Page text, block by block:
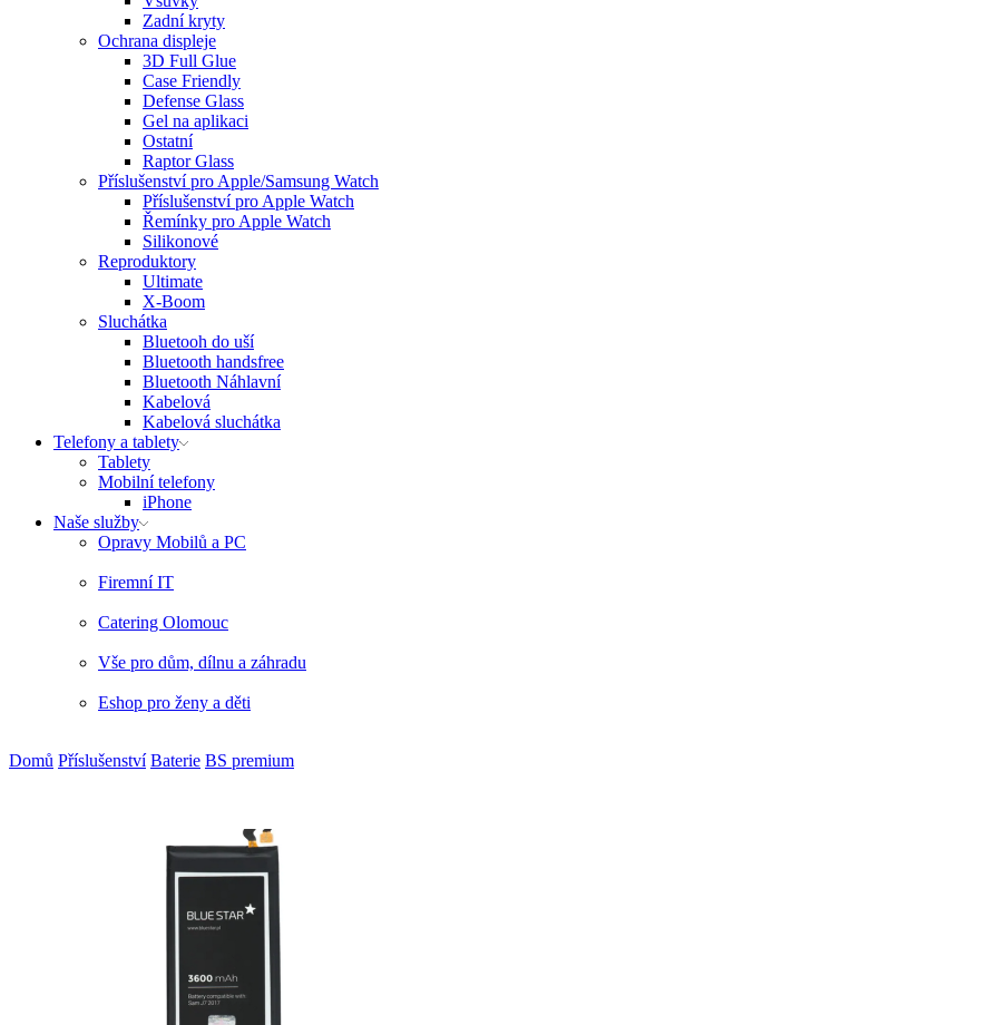
Zadní kryty
Ochrana displeje
3D Full Glue
Case Friendly
Defense Glass
Gel na aplikaci
Ostatní
Raptor Glass
Příslušenství pro Apple/Samsung Watch
Příslušenství pro Apple Watch
Řemínky pro Apple Watch
Silikonové
Reproduktory
Ultimate
X-Boom
Sluchátka
Bluetooh do uší
Bluetooth handsfree
Bluetooth Náhlavní
Kabelová
Kabelová sluchátka
Telefony a tablety
Tablety
Mobilní telefony
iPhone
Naše služby
Opravy Mobilů a PC
Firemní IT
Catering Olomouc
Vše pro dům, dílnu a záhradu
Eshop pro ženy a děti
Domů Příslušenství Baterie BS premium